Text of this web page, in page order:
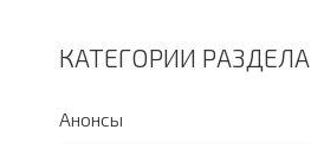
КАТЕГОРИИ РАЗДЕЛА
Анонсы